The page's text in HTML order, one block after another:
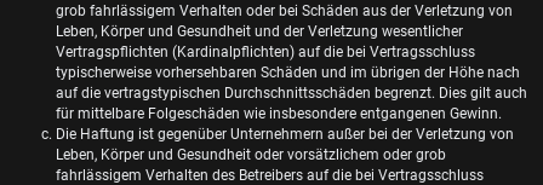
grob fahrlässigem Verhalten oder bei Schäden aus der Verletzung von
Leben, Körper und Gesundheit und der Verletzung wesentlicher
Vertragspflichten (Kardinalpflichten) auf die bei Vertragsschluss
typischerweise vorhersehbaren Schäden und im übrigen der Höhe nach
auf die vertragstypischen Durchschnittsschäden begrenzt. Dies gilt auch
für mittelbare Folgeschäden wie insbesondere entgangenen Gewinn.
Die Haftung ist gegenüber Unternehmern außer bei der Verletzung von
Leben, Körper und Gesundheit oder vorsätzlichem oder grob
fahrlässigem Verhalten des Betreibers auf die bei Vertragsschluss